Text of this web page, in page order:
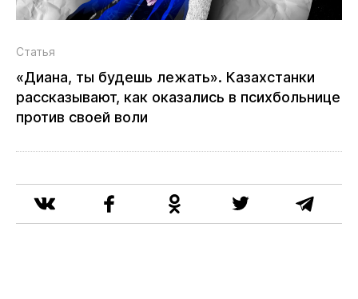
Статья
«Диана, ты будешь лежать». Казахстанки
рассказывают, как оказались в психбольнице
против своей воли